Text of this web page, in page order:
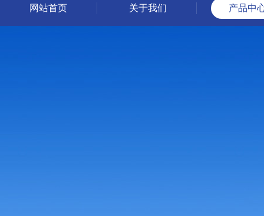
网站首页 关于我们 产品中